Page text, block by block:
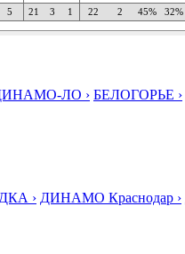
5 21 3 1 22 2 45% 32%
ЛО › БЕЛОГОРЬЕ ›
› ДИНАМО Краснодар ›